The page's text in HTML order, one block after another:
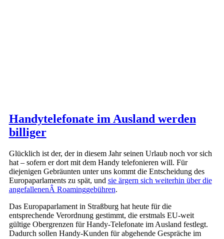
Handytelefonate im Ausland werden
billiger
Glücklich ist der, der in diesem Jahr seinen Urlaub noch vor sich
hat – sofern er dort mit dem Handy telefonieren will. Für
diejenigen Gebräunten unter uns kommt die Entscheidung des
Europaparlaments zu spät, und sie ärgern sich weiterhin über die
angefallenenÂ Roaminggebühren.
Das Europaparlament in Straßburg hat heute für die
entsprechende Verordnung gestimmt, die erstmals EU-weit
gültige Obergrenzen für Handy-Telefonate im Ausland festlegt.
Dadurch sollen Handy-Kunden für abgehende Gespräche im